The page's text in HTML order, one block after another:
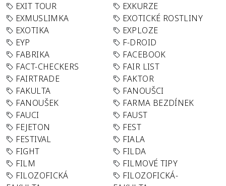
EXIT TOUR
EXKURZE
EXMUSLIMKA
EXOTICKÉ ROSTLINY
EXOTIKA
EXPLOZE
EYP
F-DROID
FABRIKA
FACEBOOK
FACT-CHECKERS
FAIR LIST
FAIRTRADE
FAKTOR
FAKULTA
FANOUŠCI
FANOUŠEK
FARMA BEZDÍNEK
FAUCI
FAUST
FEJETON
FEST
FESTIVAL
FIALA
FIGHT
FILDA
FILM
FILMOVÉ TIPY
FILOZOFICKÁ
FILOZOFICKÁ-